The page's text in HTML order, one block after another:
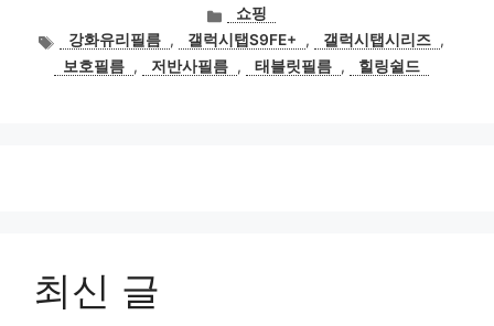
카
테
고
리
쇼핑
태
그
강화유리필름 , 갤럭시탭S9FE+ , 갤럭시탭시리즈 ,
보호필름 , 저반사필름 , 태블릿필름 , 힐링쉴드
최신 글